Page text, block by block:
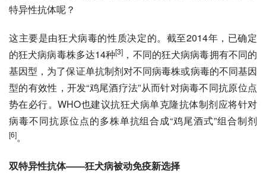
特异性抗体呢？
这主要是由狂犬病毒的性质决定的。截至2014年，已确定
的狂犬病病毒株多达14种[3] ，不同的狂犬病病毒拥有不同的
基因型，为了保证单抗制剂对不同病毒株或病毒的不同基因
型的有效性，开发“鸡尾酒疗法”从而针对病毒不同抗原位点
势在必行。WHO也建议抗狂犬病单克隆抗体制剂应将针对
病毒不同抗原位点的多株单抗组合成“鸡尾酒式”组合制剂
[6]。
双特异性抗体——狂犬病被动免疫新选择